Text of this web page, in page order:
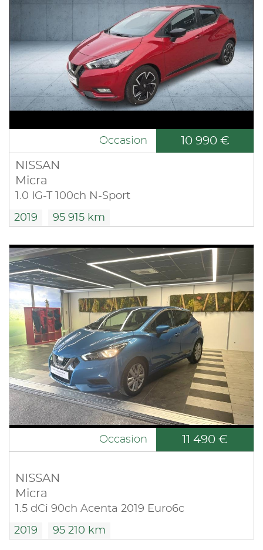
Occasion 10 990 €
NISSAN
Micra
1.0 IG-T 100ch N-Sport
2019 95 915 km
Occasion 11 490 €
NISSAN
Micra
1.5 dCi 90ch Acenta 2019 Euro6c
2019 95 210 km